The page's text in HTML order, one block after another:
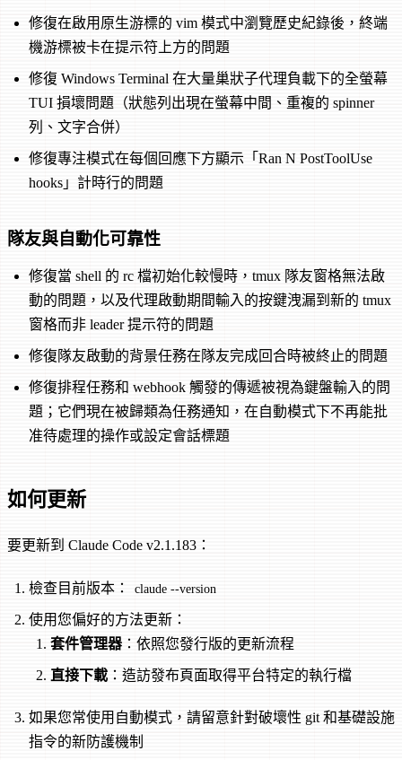
修復在啟用原生游標的 vim 模式中瀏覽歷史紀錄後，終端
機游標被卡在提示符上方的問題
修復 Windows Terminal 在大量巢狀子代理負載下的全螢幕
TUI 損壞問題（狀態列出現在螢幕中間、重複的 spinner
列、文字合併）
修復專注模式在每個回應下方顯示「Ran N PostToolUse
hooks」計時行的問題
隊友與自動化可靠性
修復當 shell 的 rc 檔初始化較慢時，tmux 隊友窗格無法啟
動的問題，以及代理啟動期間輸入的按鍵洩漏到新的 tmux
窗格而非 leader 提示符的問題
修復隊友啟動的背景任務在隊友完成回合時被終止的問題
修復排程任務和 webhook 觸發的傳遞被視為鍵盤輸入的問
題；它們現在被歸類為任務通知，在自動模式下不再能批
准待處理的操作或設定會話標題
如何更新
要更新到 Claude Code v2.1.183：
檢查目前版本： claude --version
使用您偏好的方法更新：
套件管理器 ：依照您發行版的更新流程
直接下載 ：造訪發布頁面取得平台特定的執行檔
如果您常使用自動模式，請留意針對破壞性 git 和基礎設施
指令的新防護機制